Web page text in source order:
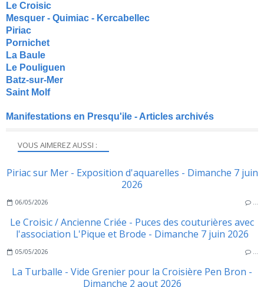
VOUS AIMEREZ AUSSI :
Piriac sur Mer - Exposition d'aquarelles - Dimanche 7 juin
2026
06/05/2026 …
Le Croisic / Ancienne Criée - Puces des couturières avec
l'association L'Pique et Brode - Dimanche 7 juin 2026
05/05/2026 …
La Turballe - Vide Grenier pour la Croisière Pen Bron -
Dimanche 2 aout 2026
Le Croisic
Mesquer - Quimiac - Kercabellec
Piriac
Pornichet
La Baule
Le Pouliguen
Batz-sur-Mer
Saint Molf
Manifestations en Presqu'ile - Articles archivés